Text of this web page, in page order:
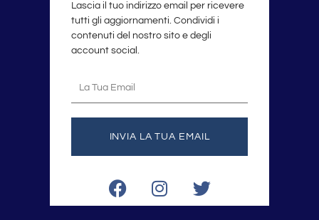
Lascia il tuo indirizzo email per ricevere
tutti gli aggiornamenti. Condividi i
contenuti del nostro sito e degli
account social.
INVIA LA TUA EMAIL
F
a
I
n
T
w